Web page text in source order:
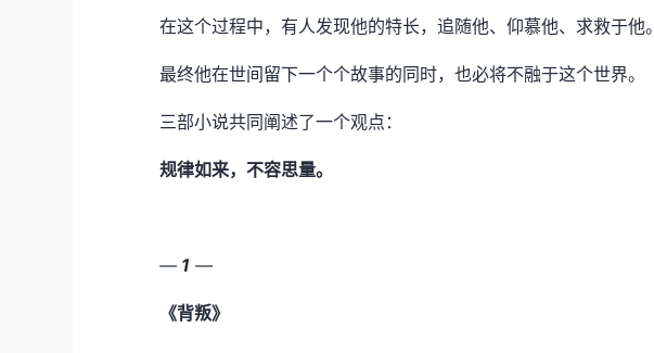
在这个过程中，有人发现他的特长，追随他、仰慕他、求救于他。
最终他在世间留下一个个故事的同时，也必将不融于这个世界。
三部小说共同阐述了一个观点：
规律如来，不容思量。
— 1 —
《背叛》